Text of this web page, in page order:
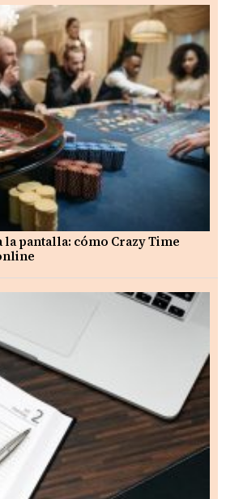
pantalla: cómo Crazy Time